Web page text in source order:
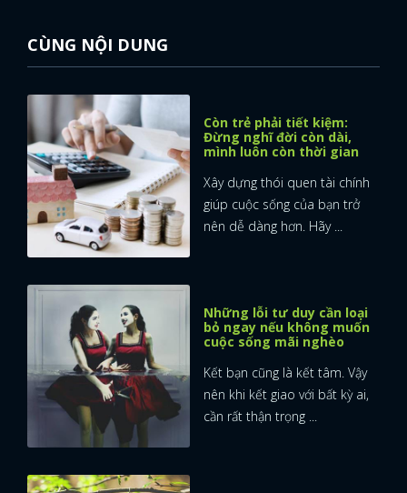
CÙNG NỘI DUNG
Còn trẻ phải tiết kiệm:
Đừng nghĩ đời còn dài,
mình luôn còn thời gian
Xây dựng thói quen tài chính
giúp cuộc sống của bạn trở
nên dễ dàng hơn. Hãy ...
Những lỗi tư duy cần loại
bỏ ngay nếu không muốn
cuộc sống mãi nghèo
Kết bạn cũng là kết tâm. Vậy
nên khi kết giao với bất kỳ ai,
cần rất thận trọng ...